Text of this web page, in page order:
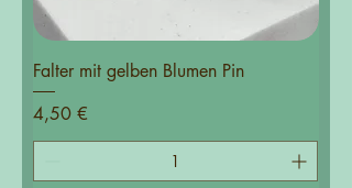
Falter mit gelben Blumen Pin
Preis
4,50 €